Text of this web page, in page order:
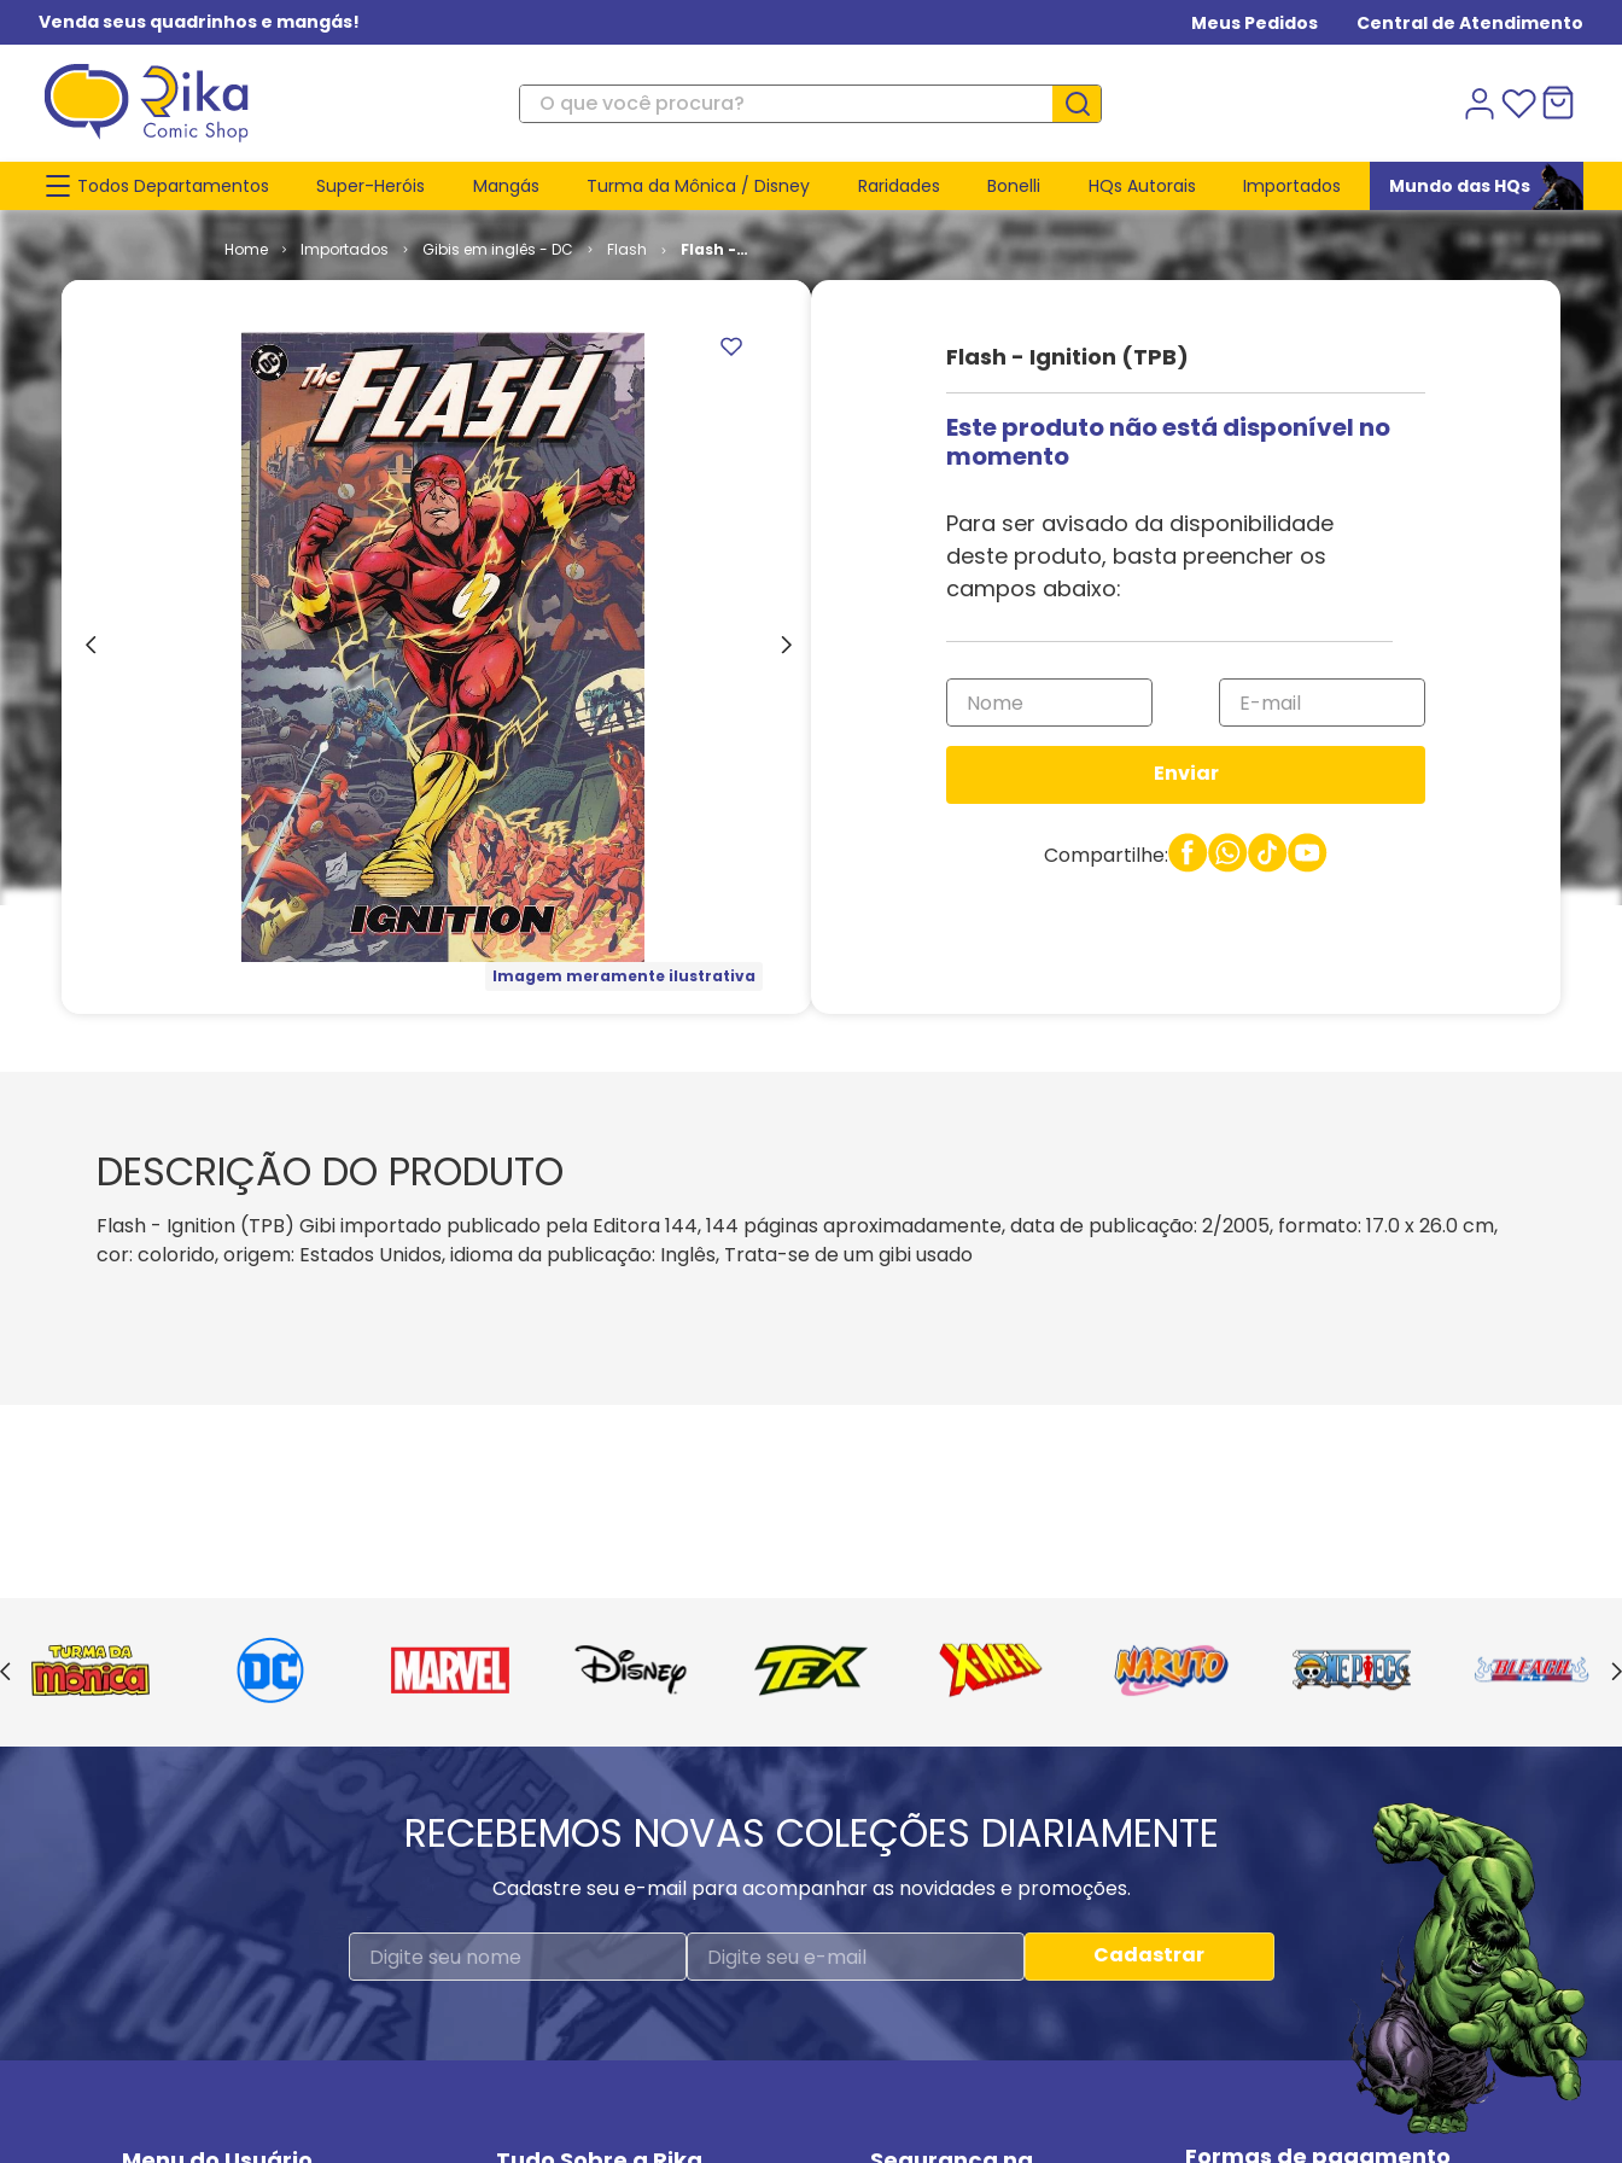
Venda seus quadrinhos e mangás! Meus Pedidos Central de Atendimento
O que você procura?
Todos Departamentos Super-Heróis Mangás Turma da Mônica / Disney Raridades Bonelli HQs Autorais Importados Mundo das HQs
Importados Gibis em inglês - DC Flash
Flash -
Ignition
Imagem meramente ilustrativa
Flash - Ignition (TPB)
Este produto não está disponível no
momento
Para ser avisado da disponibilidade
deste produto, basta preencher os
campos abaixo:
Enviar
Compartilhe:
DESCRIÇÃO DO PRODUTO
Flash - Ignition (TPB) Gibi importado publicado pela Editora 144, 144 páginas aproximadamente, data de publicação: 2/2005, formato: 17.0 x 26.0 cm,
cor: colorido, origem: Estados Unidos, idioma da publicação: Inglês, Trata-se de um gibi usado
RECEBEMOS NOVAS COLEÇÕES DIARIAMENTE
Cadastre seu e-mail para acompanhar as novidades e promoções.
Cadastrar
Formas de pagamento